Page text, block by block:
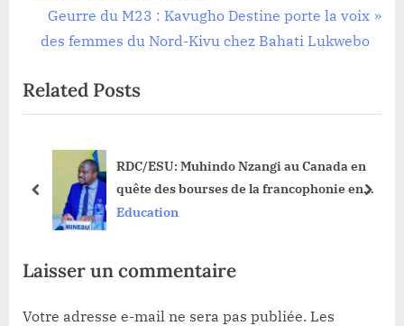
l’article
u
s
s
N
e
t
P
Geurre du M23 : Kavugho Destine porte la voix
des femmes du Nord-Kivu chez Bahati Lukwebo
Related Posts
RDC/ESU: Muhindo Nzangi au Canada en
quête des bourses de la francophonie en
faveur du pays
Education
prev next
Laisser un commentaire
Votre adresse e-mail ne sera pas publiée. Les